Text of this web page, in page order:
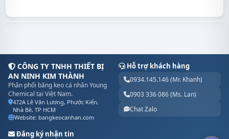
CÔNG TY TNHH THIẾT BỊ
AN NINH KIM THÀNH
Phân phối băng keo cá nhân Young
Chemical tại Việt Nam.
472A Lê Văn Lương, Phước Kiển,
Nhà Bè, TP HCM
Website: bangkeocanhan.com
Hỗ trợ khách hàng
0934.145.146 (Mr. Khanh)
0903 336 086 (Ms. Lan)
Chat Zalo
Đăng ký nhận tin